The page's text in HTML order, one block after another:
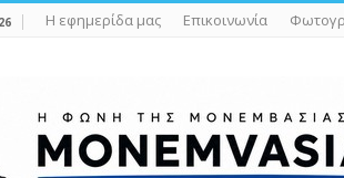
Η εφημερίδα μας Επικοινωνία